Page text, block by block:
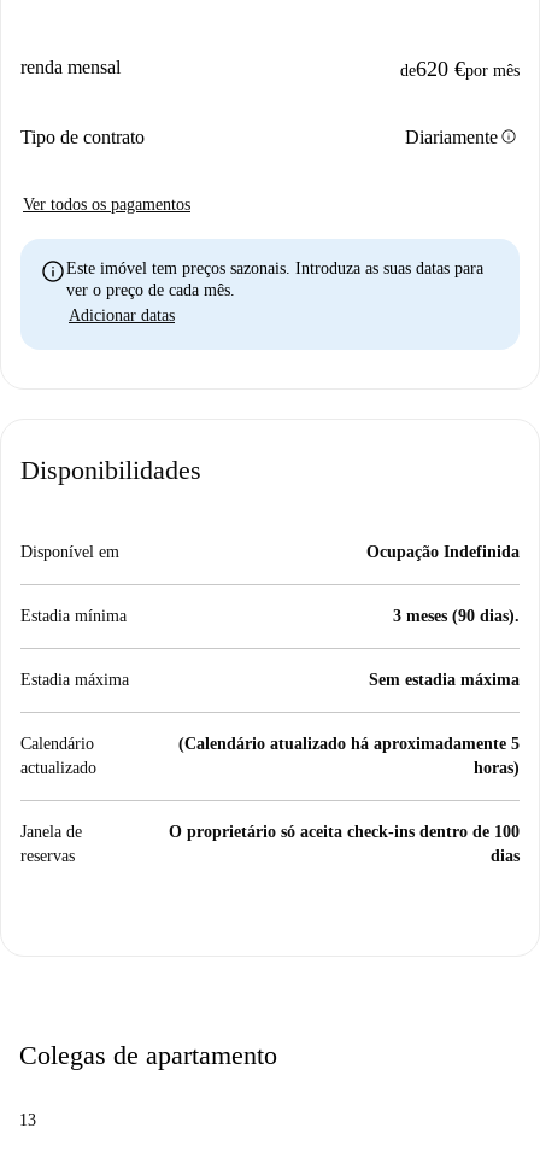
renda mensal de620 €por mês
Tipo de contrato Diariamenteinfo
Ver todos os pagamentos
infoEste imóvel tem preços sazonais. Introduza as suas datas para
ver o preço de cada mês.
Adicionar datas
Disponibilidades
Disponível em Ocupação Indefinida
Estadia mínima 3 meses (90 dias).
Estadia máxima Sem estadia máxima
Calendário
actualizado
(Calendário atualizado há aproximadamente 5
horas)
Janela de
reservas
O proprietário só aceita check-ins dentro de 100
dias
Colegas de apartamento
13